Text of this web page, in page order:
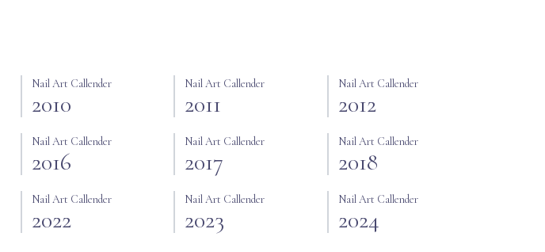
Nail Art Callender
2010
Nail Art Callender
2011
Nail Art Callender
2012
Nail Art Callender
2016
Nail Art Callender
2017
Nail Art Callender
2018
Nail Art Callender
2022
Nail Art Callender
2023
Nail Art Callender
2024